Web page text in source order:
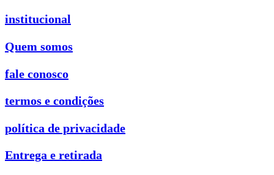
institucional
Quem somos
fale conosco
termos e condições
política de privacidade
Entrega e retirada